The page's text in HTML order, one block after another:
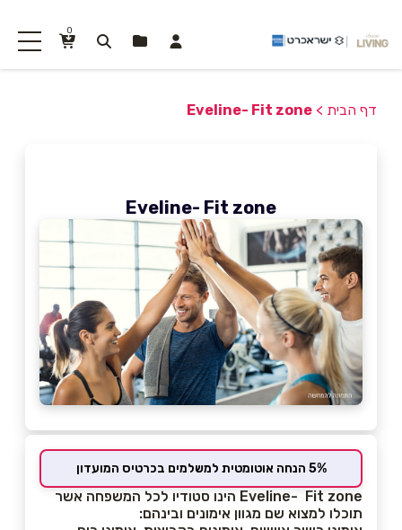
0
דף הבית >
Eveline- Fit zone
Eveline- Fit zone
5% הנחה אוטומטית למשלמים בכרטיס המועדון
Eveline- Fit zone הינו סטודיו לכל המשפחה אשר
תוכלו למצוא שם מגוון אימונים ובינהם: